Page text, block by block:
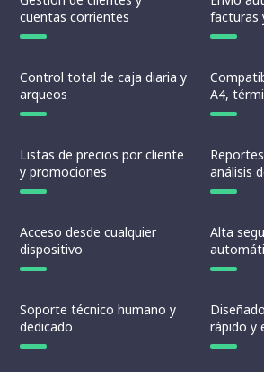
cuentas corrientes
facturas
Control total de caja diaria y
arqueos
A4,
Listas de precios por cliente
y promociones
análisis
Acceso desde cualquier
dispositivo
Alta
Soporte técnico humano y
dedicado
rápido y